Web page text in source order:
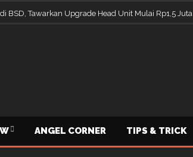
BSD, Tawarkan Upgrade Head Unit Mulai Rp1,5 Juta
ANGEL CORNER TIPS & TRICK